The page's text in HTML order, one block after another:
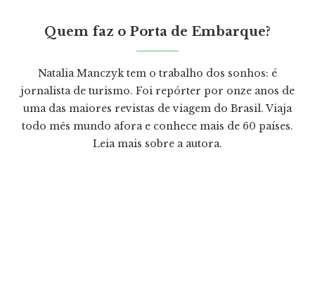
Quem faz o Porta de Embarque?
Natalia Manczyk tem o trabalho dos sonhos: é
jornalista de turismo. Foi repórter por onze anos de
uma das maiores revistas de viagem do Brasil. Viaja
todo mês mundo afora e conhece mais de 60 países.
Leia mais sobre a autora.